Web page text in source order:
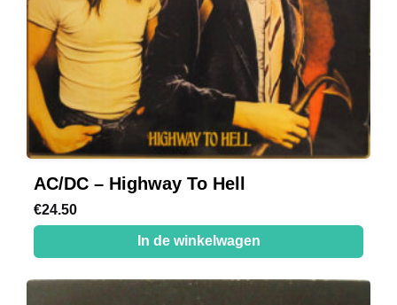
AC/DC – Highway To Hell
€24.50
In de winkelwagen